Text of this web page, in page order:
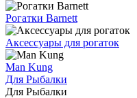
Рогатки Barnett
Аксессуары для рогаток
Man Kung
Для Рыбалки
Для Рыбалки